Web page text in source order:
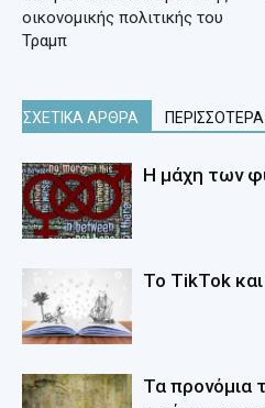
οικονομικής πολιτικής του
Τραμπ
ΣΧΕΤΙΚΑ ΑΡΘΡΑ
Η μάχη των
Το ΤikTok και
Τα προνόμια